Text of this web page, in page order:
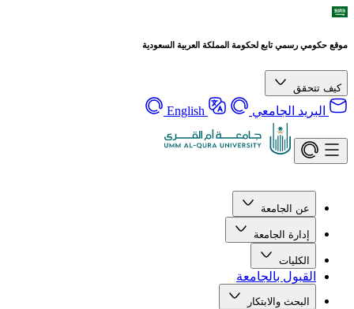
موقع حكومي رسمي تابع لحكومة المملكة العربية السعودية
كيف تتحقق
البريد الجامعي English
عن الجامعة
إدارة الجامعة
الكليات
القبول بالجامعة
البحث والابتكار